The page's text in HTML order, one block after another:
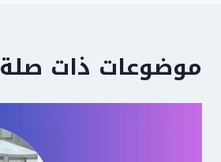
موضوعات ذات صلة